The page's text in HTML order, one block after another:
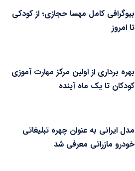
بیوگرافی کامل مهسا حجازی؛ از کودکی
تا امروز
بهره برداری از اولین مرکز مهارت آموزی
کودکان تا یک ماه آینده
مدل ایرانی به عنوان چهره تبلیغاتی
خودرو مازراتی معرفی شد